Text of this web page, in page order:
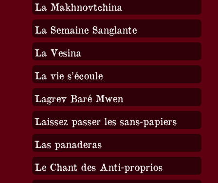
La Makhnovtchina
La Semaine Sanglante
La Vesina
La vie s’écoule
Lagrev Baré Mwen
Laissez passer les sans-papiers
Las panaderas
Le Chant des Anti-proprios